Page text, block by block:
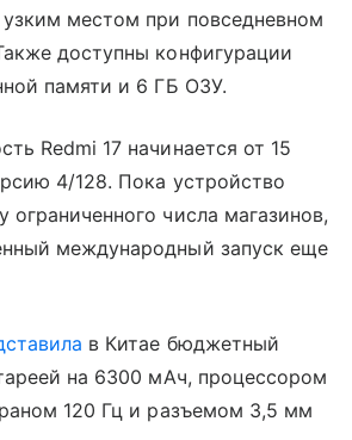
местом при повседневном
доступны конфигурации
памяти и 6 ГБ ОЗУ.
Redmi 17 начинается от 15
4/128. Пока устройство
ограниченного числа магазинов,
международный запуск еще
в Китае бюджетный
на 6300 мАч, процессором
120 Гц и разъемом 3,5 мм